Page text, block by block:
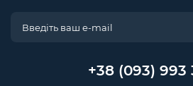
+38 (093) 993